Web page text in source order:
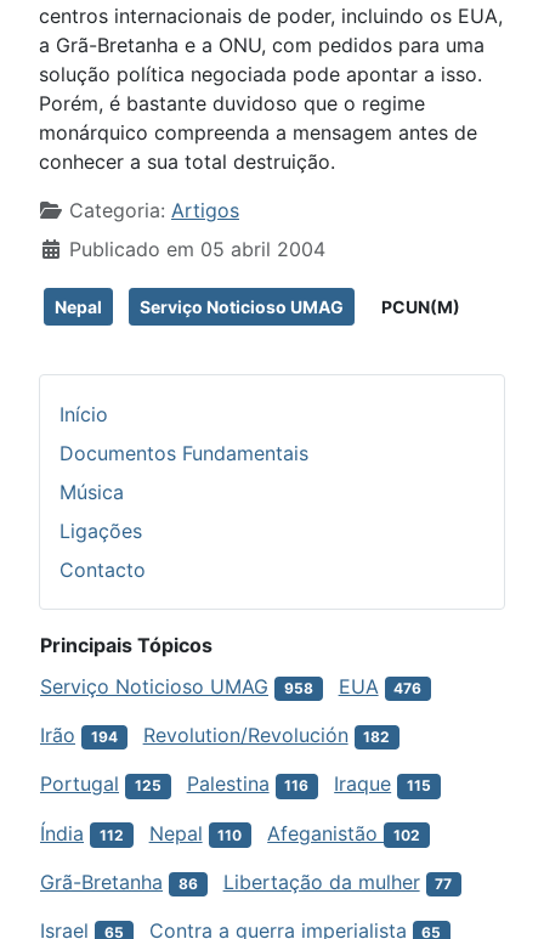
centros internacionais de poder, incluindo os EUA,
a Grã-Bretanha e a ONU, com pedidos para uma
solução política negociada pode apontar a isso.
Porém, é bastante duvidoso que o regime
monárquico compreenda a mensagem antes de
conhecer a sua total destruição.
Detalhes
Categoria: Artigos
Publicado em 05 abril 2004
Nepal Serviço Noticioso UMAG PCUN(M)
Início
Documentos Fundamentais
Música
Ligações
Contacto
Principais Tópicos
Serviço Noticioso UMAG
958 EUA 476
Irão 194 Revolution/Revolución 182
Portugal 125 Palestina 116 Iraque 115
Índia 112 Nepal 110 Afeganistão 102
Grã-Bretanha 86 Libertação da mulher 77
Israel 65 Contra a guerra imperialista 65